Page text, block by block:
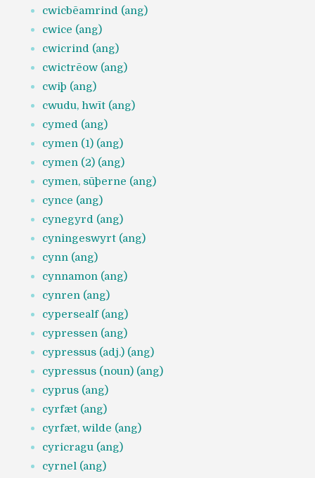
cwicbēamrind (ang)
cwice (ang)
cwicrind (ang)
cwictrēow (ang)
cwiþ (ang)
cwudu, hwīt (ang)
cymed (ang)
cymen (1) (ang)
cymen (2) (ang)
cymen, sūþerne (ang)
cynce (ang)
cynegyrd (ang)
cyningeswyrt (ang)
cynn (ang)
cynnamon (ang)
cynren (ang)
cypersealf (ang)
cypressen (ang)
cypressus (adj.) (ang)
cypressus (noun) (ang)
cyprus (ang)
cyrfæt (ang)
cyrfæt, wilde (ang)
cyricragu (ang)
cyrnel (ang)